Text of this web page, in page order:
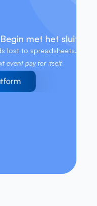
met het sluiten
event pay for itself.